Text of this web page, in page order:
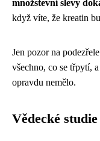
množstevní slevy
když víte, že kreatin
Jen pozor na
všechno, co se třpytí,
opravdu nemělo.
Vědecké